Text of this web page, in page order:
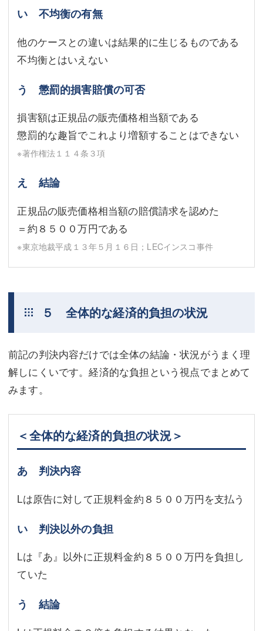
い 不均衡の有無
他のケースとの違いは結果的に生じるものである
不均衡とはいえない
う 懲罰的損害賠償の可否
損害額は正規品の販売価格相当額である
懲罰的な趣旨でこれより増額することはできない
※著作権法１１４条３項
え 結論
正規品の販売価格相当額の賠償請求を認めた
＝約８５００万円である
※東京地裁平成１３年５月１６日；LECインスコ事件
５ 全体的な経済的負担の状況
前記の判決内容だけでは全体の結論・状況がうまく理
解しにくいです。経済的な負担という視点でまとめて
みます。
＜全体的な経済的負担の状況＞
あ 判決内容
Lは原告に対して正規料金約８５００万円を支払う
い 判決以外の負担
Lは『あ』以外に正規料金約８５００万円を負担し
ていた
う 結論